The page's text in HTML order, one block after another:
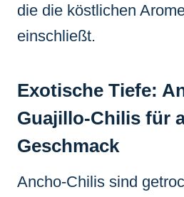
die die köstlichen
einschließt.
Exotische Tiefe:
Guajillo-Chilis für
Geschmack
Ancho-Chilis sind